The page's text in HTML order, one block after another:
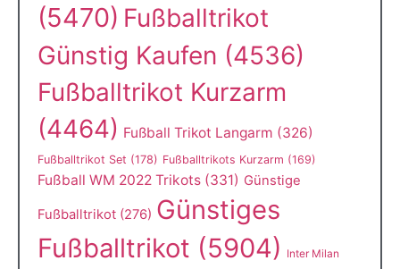
(5470) Fußballtrikot
Günstig Kaufen (4536)
Fußballtrikot Kurzarm
(4464) Fußball Trikot Langarm (326)
Fußballtrikot Set (178) Fußballtrikots Kurzarm (169)
Fußball WM 2022 Trikots (331) Günstige
Fußballtrikot (276) Günstiges
Fußballtrikot (5904) Inter Milan